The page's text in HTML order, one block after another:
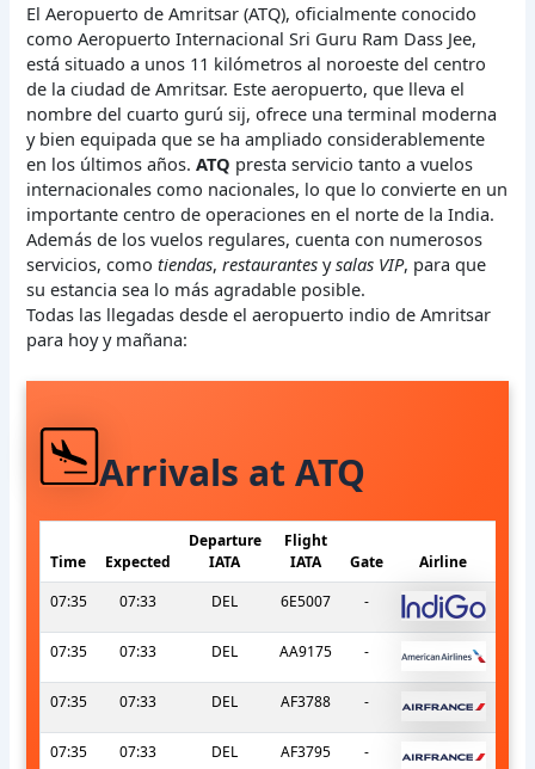
El Aeropuerto de Amritsar (ATQ), oficialmente conocido
como Aeropuerto Internacional Sri Guru Ram Dass Jee,
está situado a unos 11 kilómetros al noroeste del centro
de la ciudad de Amritsar. Este aeropuerto, que lleva el
nombre del cuarto gurú sij, ofrece una terminal moderna
y bien equipada que se ha ampliado considerablemente
en los últimos años.ATQ presta servicio tanto a vuelos
internacionales como nacionales, lo que lo convierte en un
importante centro de operaciones en el norte de la India.
Además de los vuelos regulares, cuenta con numerosos
servicios, comotiendas,restaurantes ysalas VIP, para que
su estancia sea lo más agradable posible.
Todas las llegadas desde el aeropuerto indio de Amritsar
para hoy y mañana:
Arrivals at ATQ
Time Expected
Departure
IATA
Flight
IATA
Gate
Airline
07:35
07:33 DEL 6E5007 -
07:35 07:33 DEL AA9175 -
07:35 07:33 DEL AF3788 -
07:35 07:33 DEL AF3795 -